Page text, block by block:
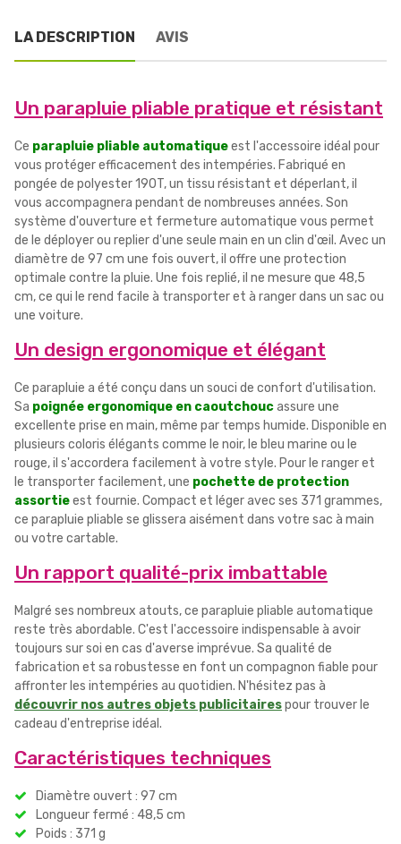
LA DESCRIPTION AVIS
Un parapluie pliable pratique et résistant
Ce parapluie pliable automatiqueest l'accessoire idéal pour
vous protéger efficacement des intempéries. Fabriqué en
pongée de polyester 190T, un tissu résistant et déperlant, il
vous accompagnera pendant de nombreuses années. Son
système d'ouverture et fermeture automatique vous permet
de le déployer ou replier d'une seule main en un clin d'œil. Avec un
diamètre de 97 cm une fois ouvert, il offre une protection
optimale contre la pluie. Une fois replié, il ne mesure que 48,5
cm, ce qui le rend facile à transporter et à ranger dans un sac ou
une voiture.
Un design ergonomique et élégant
Ce parapluie a été conçu dans un souci de confort d'utilisation.
Sa poignée ergonomique en caoutchoucassure une
excellente prise en main, même par temps humide. Disponible en
plusieurs coloris élégants comme le noir, le bleu marine ou le
rouge, il s'accordera facilement à votre style. Pour le ranger et
le transporter facilement, une pochette de protection
assortieest fournie. Compact et léger avec ses 371 grammes,
ce parapluie pliable se glissera aisément dans votre sac à main
ou votre cartable.
Un rapport qualité-prix imbattable
Malgré ses nombreux atouts, ce parapluie pliable automatique
reste très abordable. C'est l'accessoire indispensable à avoir
toujours sur soi en cas d'averse imprévue. Sa qualité de
fabrication et sa robustesse en font un compagnon fiable pour
affronter les intempéries au quotidien. N'hésitez pas à
découvrir nos autres objets publicitairespour trouver le
cadeau d'entreprise idéal.
Caractéristiques techniques
Diamètre ouvert : 97 cm
Longueur fermé : 48,5 cm
Poids : 371 g